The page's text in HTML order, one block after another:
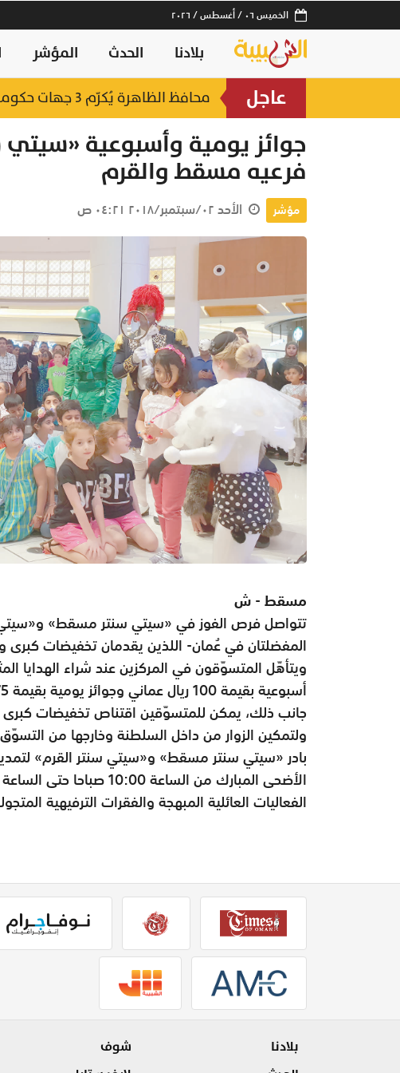
الخميس ٠٦ / أغسطس / ٢٠٢٦
بلادنا الحدث المؤشر
عاجل محافظ الظاهرة يُكرّم 3 جهات حكومية بجائزة "أفضل منفذ تقديم خدمة" لعام 2025
جوائز يومية وأسبوعية
فرعيه مسقط والقرم
مؤشر الأحد ٠٢/سبتمبر/٢٠١٨ ٠٤:٢١ ص
مسقط - ش
تتواصل فرص الفوز في «سيتي سنتر مسقط» و«سيتي
المفضلتان في عُمان- اللذين يقدمان تخفيضات كبرى
ويتأهّل المتسوّقون في المركزين عند شراء الهدايا
جانب ذلك، يمكن للمتسوّقين اقتناص تخفيضات كبرى
ولتمكين الزوار من داخل السلطنة وخارجها من
بادر «سيتي سنتر مسقط» و«سيتي سنتر القرم»
الفعاليات العائلية المبهجة والفقرات الترفيهية
بلادنا
شوف